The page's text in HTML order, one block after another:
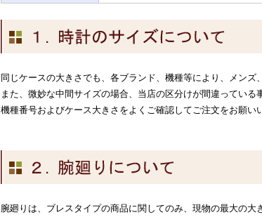
同じケースの大きさでも、各ブランド、機種等により、メンズ
また、微妙な中間サイズの場合、当店の区分けが間違っている
機種番号およびケース大きさをよくご確認してご注文をお願い
腕廻りは、ブレスタイプの商品に関してのみ、現物の最大の大